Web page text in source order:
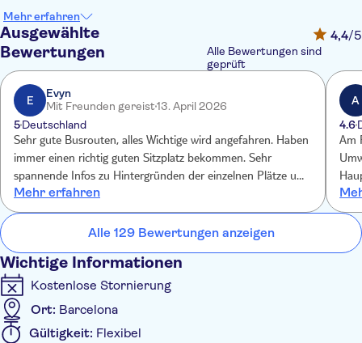
Es gibt zwei verschiedene Routen, mit denen Sie Ihren Besuch
in Barcelona ganz einfach planen können. Der Barcelona Bus
Turístic fährt Sie auf diesen beiden Routen mit
Umsteigepunkten, sodass Sie mit demselben Ticket von einer
Route zur anderen wechseln können. Sie können die rote oder
die blaue Route wählen, je nachdem, welche Orte Sie am
meisten besuchen möchten. Von der Plaça Catalunya entlang
des Passeig de Gràcia zur Sagrada Familia, dem Dorf Gràcia,
Park Güell, Tibidabo, Pedralbes und dem Stadion des
Fußballclubs Barcelona. Oder zum Parc de la Ciutadella, der
Diagonal, dem Bahnhof Sants, Montjuïc und dem alten Hafen,
Port Vell.
Schauen Sie sich die Gebäude, Denkmäler und
Sehenswürdigkeiten an, während Sie dem umfassenden
Audioguide in 16 Sprachen lauschen, der Ihnen alles erzählt,
was Sie für einen gelungenen Besuch wissen müssen.
Rote Route:
Mehr erfahren
Ausgewählte
Bewertungen
4,4/5
Alle Bewertungen sind
geprüft
E
Evyn
Mit Freunden gereist13. April 2026
5Deutschland
Sehr gute Busrouten, alles Wichtige wird angefahren. Haben
immer einen richtig guten Sitzplatz bekommen. Sehr
spannende Infos zu Hintergründen der einzelnen Plätze und
Orte.
Mehr erfahren
A
4.6
Am
Alle 129 Bewertungen anzeigen
Wichtige Informationen
Kostenlose Stornierung
Ort: Barcelona
Gültigkeit: Flexibel